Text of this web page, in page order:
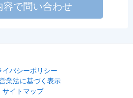
容で問い合わせ
イバシーポリシー
業法に基づく表示
サイトマップ